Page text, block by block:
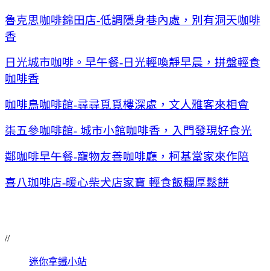
魯克思咖啡錦田店-低調隱身巷內處，別有洞天咖啡
香
日光城市咖啡。早午餐-日光輕喚靜早晨，拼盤輕食
咖啡香
咖啡鳥咖啡館-尋尋覓覓樓深處，文人雅客來相會
柒五參咖啡館- 城市小館咖啡香，入門發現好食光
鄰咖啡早午餐-寵物友善咖啡廳，柯基當家來作陪
喜八珈啡店-暖心柴犬店家寶 輕食飯糰厚鬆餅
//
迷你拿鐵小站